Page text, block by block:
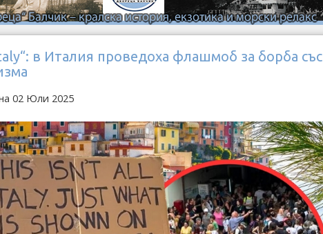
в Италия проведоха флашмоб за борба със
02 Юли 2025